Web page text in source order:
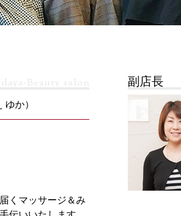
ゆか）
くマッサージ＆み
副店長